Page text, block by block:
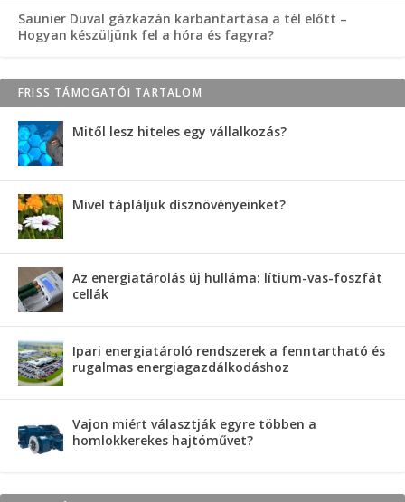
Saunier Duval gázkazán karbantartása a tél előtt –
Hogyan készüljünk fel a hóra és fagyra?
FRISS TÁMOGATÓI TARTALOM
Mitől lesz hiteles egy vállalkozás?
Mivel tápláljuk dísznövényeinket?
Az energiatárolás új hulláma: lítium-vas-foszfát
cellák
Ipari energiatároló rendszerek a fenntartható és
rugalmas energiagazdálkodáshoz
Vajon miért választják egyre többen a
homlokkerekes hajtóművet?